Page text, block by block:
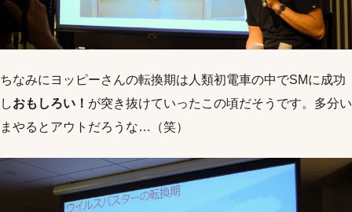
ちなみにヨッピーさんの転換期は人類初電車の中でSMに成功
しおもしろい！ が突き抜けていったこの頃だそうです。多分い
まやるとアウトだろうな…（笑）